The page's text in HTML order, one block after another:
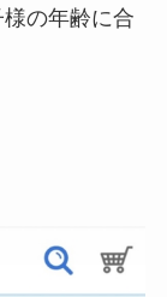
の年齢に合